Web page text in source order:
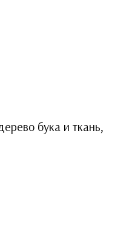
бука и ткань,